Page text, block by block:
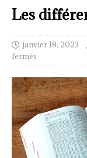
Les
janvier 18, 2023
fermés